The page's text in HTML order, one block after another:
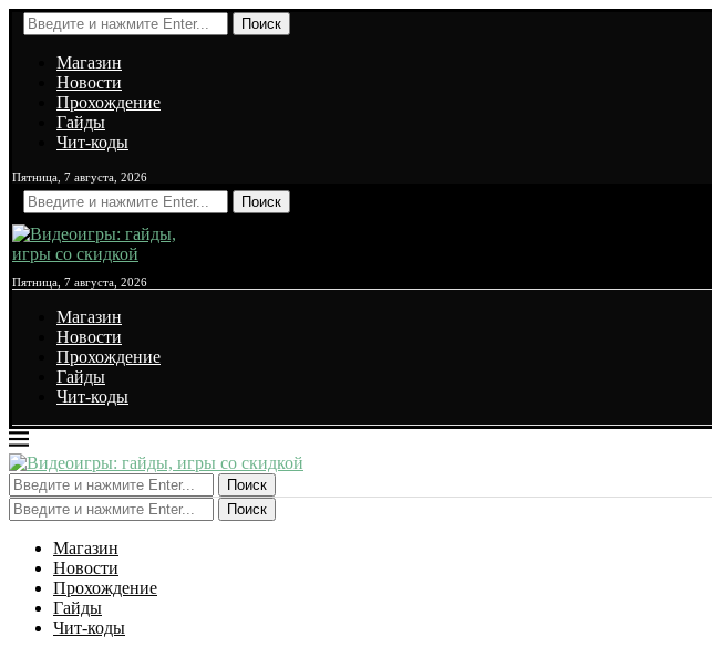
Поиск
Магазин
Новости
Прохождение
Гайды
Чит-коды
Пятница, 7 августа, 2026
Поиск
Пятница, 7 августа, 2026
Магазин
Новости
Прохождение
Гайды
Чит-коды
Поиск
Поиск
Магазин
Новости
Прохождение
Гайды
Чит-коды